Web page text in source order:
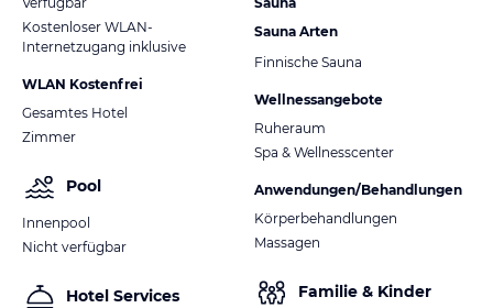
ohne Gewähr und ohne Prüfung durch HolidayCheck. Bitte
lies vor der Buchung die verbindlichen Angebotsdetails
jeweiligen Veranstalters.
Kostenloser WLAN-
Internetzugang inklusive
WLAN Kostenfrei
Gesamtes Hotel
Zimmer
Pool
Innenpool
Nicht verfügbar
Hotel Services
Sauna Arten
Finnische Sauna
Wellnessangebote
Ruheraum
Spa & Wellnesscenter
Anwendungen/Behandlungen
Körperbehandlungen
Massagen
Familie & Kinder